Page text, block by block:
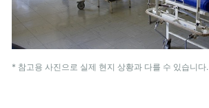
* 참고용 사진으로 실제 현지 상황과 다를 수 있습니다.